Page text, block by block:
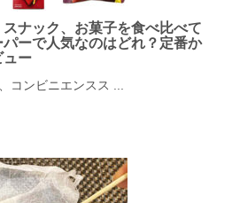
ナック、お菓子を食べ比べて
ーで人気なのはどれ？定番か
ュー
コンビニエンスス ...